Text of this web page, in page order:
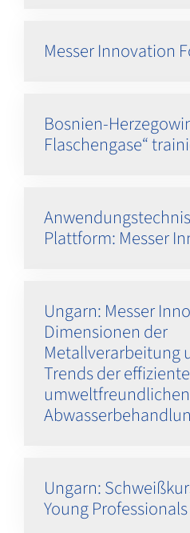
Messer Innovation
Bosnien-
Flaschengase“
Plattform: Messer
Ungarn: Messer
Dimensionen der
Metallverarbeitung
Trends der
umweltfreundlichen
Ungarn:
Young Professionals